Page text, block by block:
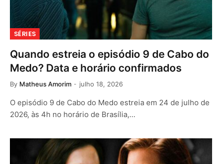
SÉRIES
Quando estreia o episódio 9 de Cabo do
Medo? Data e horário confirmados
By Matheus Amorim julho 18, 2026
O episódio 9 de Cabo do Medo estreia em 24 de julho de
2026, às 4h no horário de Brasília,…